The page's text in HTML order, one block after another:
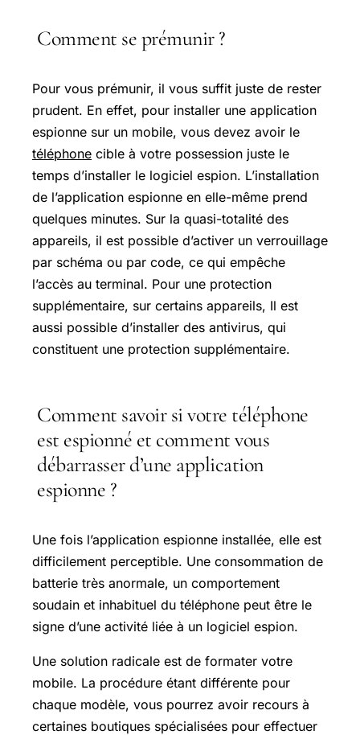
Comment se prémunir ?
Pour vous prémunir, il vous suffit juste de rester
prudent. En effet, pour installer une application
espionne sur un mobile, vous devez avoir le
téléphone cible à votre possession juste le
temps d’installer le logiciel espion. L’installation
de l’application espionne en elle-même prend
quelques minutes. Sur la quasi-totalité des
appareils, il est possible d’activer un verrouillage
par schéma ou par code, ce qui empêche
l’accès au terminal. Pour une protection
supplémentaire, sur certains appareils, Il est
aussi possible d’installer des antivirus, qui
constituent une protection supplémentaire.
Comment savoir si votre téléphone
est espionné et comment vous
débarrasser d’une application
espionne ?
Une fois l’application espionne installée, elle est
difficilement perceptible. Une consommation de
batterie très anormale, un comportement
soudain et inhabituel du téléphone peut être le
signe d’une activité liée à un logiciel espion.
Une solution radicale est de formater votre
mobile. La procédure étant différente pour
chaque modèle, vous pourrez avoir recours à
certaines boutiques spécialisées pour effectuer